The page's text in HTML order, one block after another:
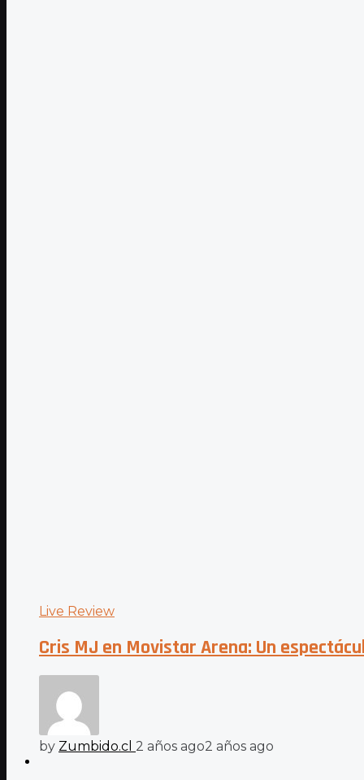
Live Review
Cris MJ en Movistar Arena: Un
by Zumbido.cl 2 años ago2 años ago